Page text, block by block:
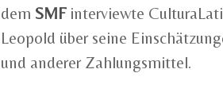
dem SMF interviewte
Leopold über seine
und anderer Zahlungsmittel.